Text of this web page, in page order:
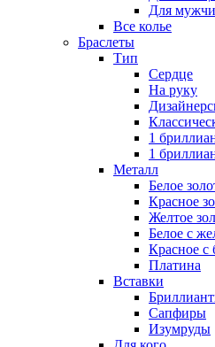
Для
Все колье
Браслеты
Тип
Сердце
На руку
1
1
Металл
Белое
Красное
Желтое
Белое с
Красное с
Платина
Вставки
Сапфиры
Изумруды